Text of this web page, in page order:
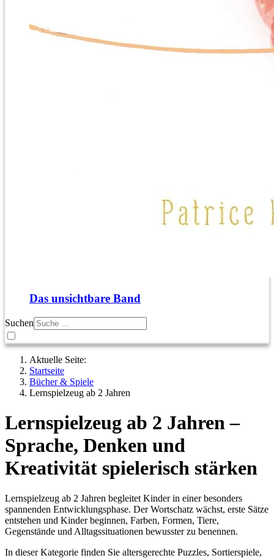
Das unsichtbare Band
Suchen
Aktuelle Seite:
Startseite
Bücher & Spiele
Lernspielzeug ab 2 Jahren
Lernspielzeug ab 2 Jahren –
Sprache, Denken und
Kreativität spielerisch stärken
Lernspielzeug ab 2 Jahren begleitet Kinder in einer besonders
spannenden Entwicklungsphase. Der Wortschatz wächst, erste Sätze
entstehen und Kinder beginnen, Farben, Formen, Tiere,
Gegenstände und Alltagssituationen bewusster zu benennen.
In dieser Kategorie finden Sie altersgerechte Puzzles, Sortierspiele,